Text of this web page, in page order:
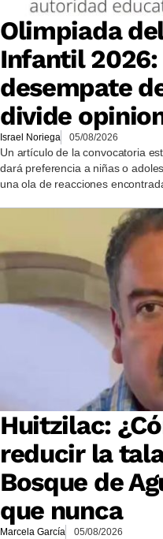
Olimpiada
Infantil
desempate
divide
Israel Noriega 05/08/2026
Un artículo de la convocatoria
dará preferencia a niñas o
una ola de reacciones
Huitzilac:
reducir la
Bosque de
que nunca
Marcela García 05/08/2026